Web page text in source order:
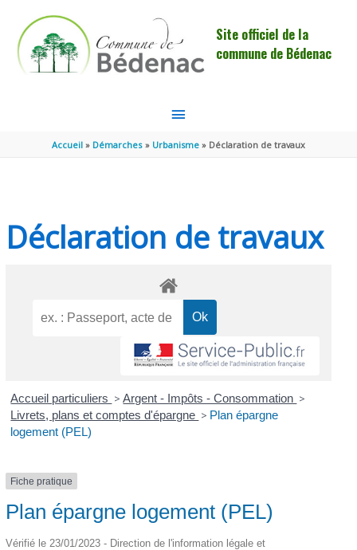
Site officiel de la
commune de Bédenac
MENU
PRINCIPAL
Accueil Démarches Urbanisme Déclaration de travaux
Déclaration de travaux
Accueil particuliers > Argent - Impôts - Consommation >
Livrets, plans et comptes d'épargne > Plan épargne
logement (PEL)
Fiche pratique
Plan épargne logement (PEL)
Vérifié le 23/01/2023 - Direction de l'information légale et